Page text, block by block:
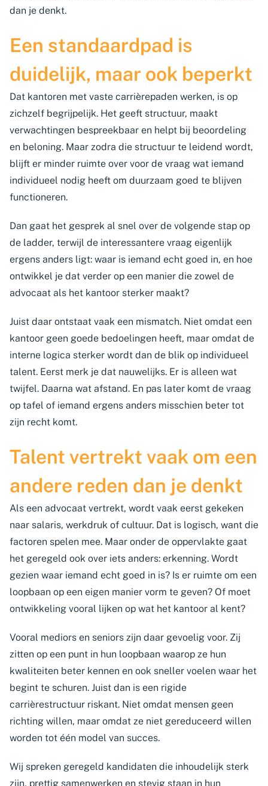
dan je denkt.
Een standaardpad is
duidelijk, maar ook beperkt
Dat kantoren met vaste carrièrepaden werken, is op
zichzelf begrijpelijk. Het geeft structuur, maakt
verwachtingen bespreekbaar en helpt bij beoordeling
en beloning. Maar zodra die structuur te leidend wordt,
blijft er minder ruimte over voor de vraag wat iemand
individueel nodig heeft om duurzaam goed te blijven
functioneren.
Dan gaat het gesprek al snel over de volgende stap op
de ladder, terwijl de interessantere vraag eigenlijk
ergens anders ligt: waar is iemand echt goed in, en hoe
ontwikkel je dat verder op een manier die zowel de
advocaat als het kantoor sterker maakt?
Juist daar ontstaat vaak een mismatch. Niet omdat een
kantoor geen goede bedoelingen heeft, maar omdat de
interne logica sterker wordt dan de blik op individueel
talent. Eerst merk je dat nauwelijks. Er is alleen wat
twijfel. Daarna wat afstand. En pas later komt de vraag
op tafel of iemand ergens anders misschien beter tot
zijn recht komt.
Talent vertrekt vaak om een
andere reden dan je denkt
Als een advocaat vertrekt, wordt vaak eerst gekeken
naar salaris, werkdruk of cultuur. Dat is logisch, want die
factoren spelen mee. Maar onder de oppervlakte gaat
het geregeld ook over iets anders: erkenning. Wordt
gezien waar iemand echt goed in is? Is er ruimte om een
loopbaan op een eigen manier vorm te geven? Of moet
ontwikkeling vooral lijken op wat het kantoor al kent?
Vooral mediors en seniors zijn daar gevoelig voor. Zij
zitten op een punt in hun loopbaan waarop ze hun
kwaliteiten beter kennen en ook sneller voelen waar het
begint te schuren. Juist dan is een rigide
carrièrestructuur riskant. Niet omdat mensen geen
richting willen, maar omdat ze niet gereduceerd willen
worden tot één model van succes.
Wij spreken geregeld kandidaten die inhoudelijk sterk
zijn, prettig samenwerken en stevig staan in hun